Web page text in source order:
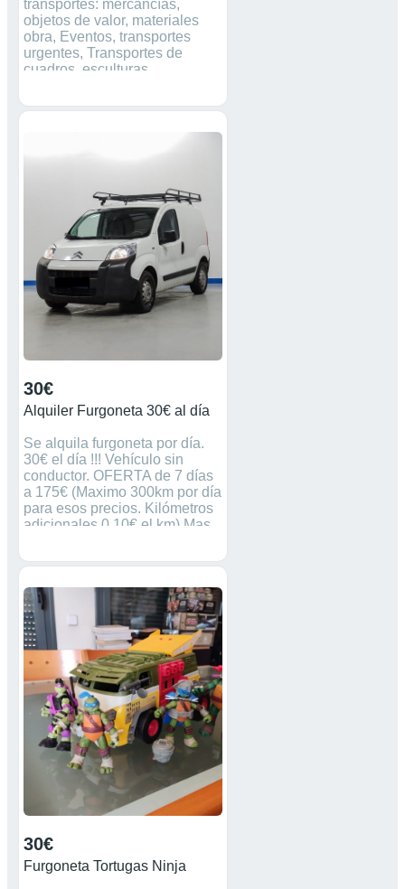
transportes: mercancías,
objetos de valor, materiales
obra, Eventos, transportes
urgentes, Transportes de
cuadros, esculturas.
mobiliario. Fuenlabrada, Las
Galapagar, Torrelodones,
Illescas, Toledo. Todo
perfectamente protegido
Contactar a través del teléfono
móvil. Precios desde 30 €
30€
Alquiler Furgoneta 30€ al día
Se alquila furgoneta por día.
30€ el día !!! Vehículo sin
conductor. OFERTA de 7 días
a 175€ (Maximo 300km por día
para esos precios. Kilómetros
adicionales 0,10€ el km) Mas
recogida desde las 8 de la
hasta las 20:00h del mismo
día. (O hasta las 8:00 del día
seguiente) FIANZA 50€
Estamos en Dos Hermanas
(Sevilla) Calle Cañalejos 36
(junto a Todo Laboral y
Simplificando)
30€
Furgoneta Tortugas Ninja